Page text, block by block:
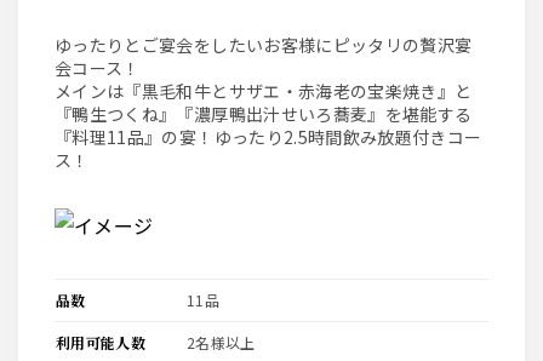
ゆったりとご宴会をしたいお客様にピッタリの贅沢宴
会コース！
メインは『黒毛和牛とサザエ・赤海老の宝楽焼き』と
『鴨生つくね』『濃厚鴨出汁せいろ蕎麦』を堪能する
『料理11品』の宴！ゆったり2.5時間飲み放題付きコー
ス！
品数 11品
利用可能人数 2名様以上